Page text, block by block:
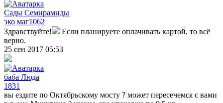
Сады Семирамиды
эко маг1062
Здравствуйте!
Если планируете оплачивать картой, то всё
верно.
25 сен 2017 05:53
баба Люда
1831
вы ездите по Октябрьскому мосту ? может пересечемся с вами